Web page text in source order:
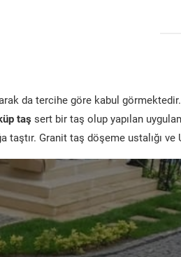
da tercihe göre kabul görmektedir.
taş sert bir taş olup yapılan
Granit taş döşeme ustalığı